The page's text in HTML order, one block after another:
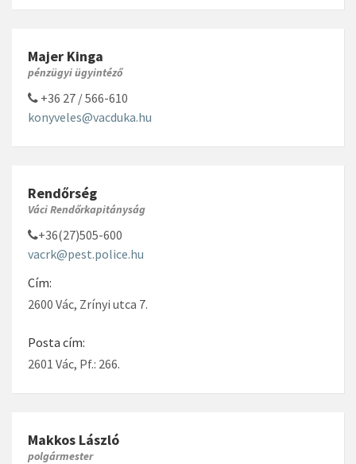
Majer Kinga
pénzügyi ügyintéző
+36 27 / 566-610
konyveles@vacduka.hu
Rendőrség
Váci Rendőrkapitányság
+36(27)505-600
vacrk@pest.police.hu
Cím:
2600 Vác, Zrínyi utca 7.
Posta cím:
2601 Vác, Pf.: 266.
Makkos László
polgármester